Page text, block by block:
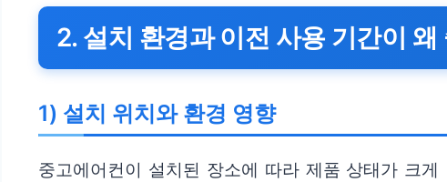
2. 설치 환경과 이전 사용 기간이 왜
1) 설치 위치와 환경 영향
중고에어컨이 설치된 장소에 따라 제품 상태가 크